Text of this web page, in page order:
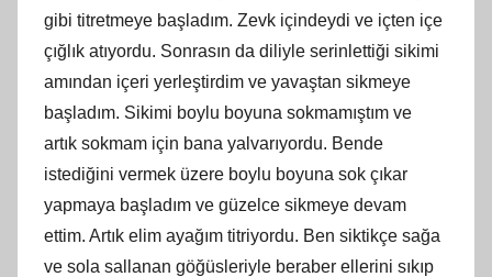
gibi titretmeye başladım. Zevk içindeydi ve içten içe
çığlık atıyordu. Sonrasın da diliyle serinlettiği sikimi
amından içeri yerleştirdim ve yavaştan sikmeye
başladım. Sikimi boylu boyuna sokmamıştım ve
artık sokmam için bana yalvarıyordu. Bende
istediğini vermek üzere boylu boyuna sok çıkar
yapmaya başladım ve güzelce sikmeye devam
ettim. Artık elim ayağım titriyordu. Ben siktikçe sağa
ve sola sallanan göğüsleriyle beraber ellerini sıkıp